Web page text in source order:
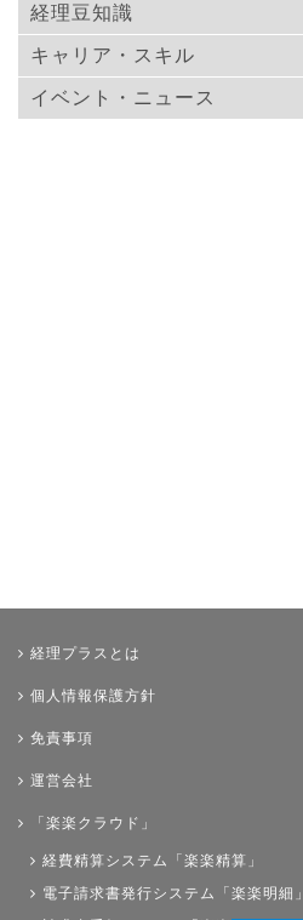
経理豆知識
法律
税金
キャリア・スキル
スキルアップ
イベント・ニュース
経理プラスとは
個人情報保護方針
免責事項
運営会社
「楽楽クラウド」
経費精算システム「楽楽精算」
電子請求書発行システム「楽楽明細」